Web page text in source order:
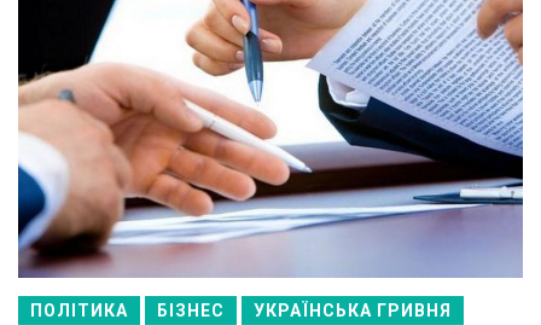
ПОЛІТИКА БІЗНЕС УКРАЇНСЬКА ГРИВНЯ